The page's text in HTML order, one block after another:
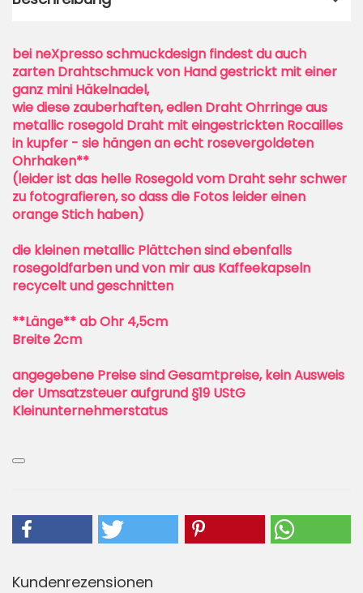
bei neXpresso schmuckdesign findest du auch
zarten Drahtschmuck von Hand gestrickt mit einer
ganz mini Häkelnadel,
wie diese zauberhaften, edlen Draht Ohrringe aus
metallic rosegold Draht mit eingestrickten Rocailles
in kupfer - sie hängen an echt rosevergoldeten
Ohrhaken**
(leider ist das helle Rosegold vom Draht sehr schwer
zu fotografieren, so dass die Fotos leider einen
orange Stich haben)
die kleinen metallic Plättchen sind ebenfalls
rosegoldfarben und von mir aus Kaffeekapseln
recycelt und geschnitten
**Länge** ab Ohr 4,5cm
Breite 2cm
angegebene Preise sind Gesamtpreise, kein Ausweis
der Umsatzsteuer aufgrund §19 UStG
Kleinunternehmerstatus
Kundenrezensionen